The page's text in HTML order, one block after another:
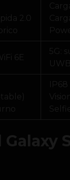
2.0
6E
5G:
UWB
IP68